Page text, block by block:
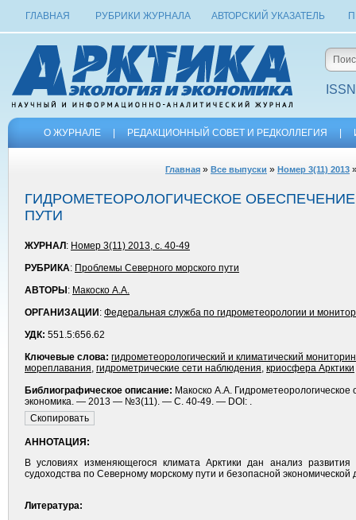
ГЛАВНАЯ РУБРИКИ ЖУРНАЛА АВТОРСКИЙ УКАЗАТЕЛЬ
О ЖУРНАЛЕ РЕДАКЦИОННЫЙ СОВЕТ И РЕДКОЛЛЕГИЯ
Главная » Все выпуски » Номер 3(11) 2013
ГИДРОМЕТЕОРОЛОГИЧЕСКОЕ
ПУТИ
ЖУРНАЛ : Номер 3(11) 2013, с. 40-49
РУБРИКА: Проблемы Северного морского пути
АВТОРЫ : Макоско А.А.
ОРГАНИЗАЦИИ : Федеральная служба по гидрометеорологии и
УДК: 551.5:656.62
Ключевые слова: гидрометеорологический и климатический
мореплавания, гидрометрические сети наблюдения, криосфера Арктики
Библиографическое описание: Макоско А.А. Гидрометеорологическое
экономика. — 2013 — №3(11). — С. 40-49. — DOI: .
АННОТАЦИЯ:
В условиях изменяющегося климата Арктики дан анализ
судоходства по Северному морскому пути и безопасной
Литература: